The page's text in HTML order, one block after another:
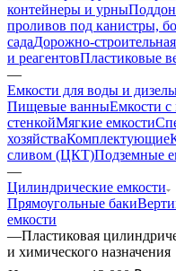
контейнеры и урны
проливов под канистры,
садаДорожно-
и реагентовПластиковые
—
Емкости для воды и
Пищевые ванныЕмкости
стенкойМягкие емкости
хозяйстваКомплектующие
сливом (ЦКТ)Подземные
—
Цилиндрические емкости
Прямоугольные баки
емкости
—Пластиковая
и химического назначения